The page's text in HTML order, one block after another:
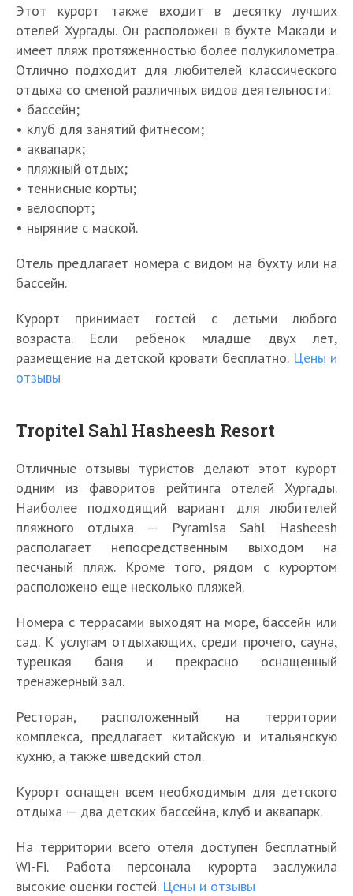
Этот курорт также входит в десятку лучших
отелей Хургады. Он расположен в бухте Макади и
имеет пляж протяженностью более полукилометра.
Отлично подходит для любителей классического
отдыха со сменой различных видов деятельности:
• бассейн;
• клуб для занятий фитнесом;
• аквапарк;
• пляжный отдых;
• теннисные корты;
• велоспорт;
• ныряние с маской.
Отель предлагает номера с видом на бухту или на
бассейн.
Курорт принимает гостей с детьми любого
возраста. Если ребенок младше двух лет,
размещение на детской кровати бесплатно. Цены и
отзывы
Tropitel Sahl Hasheesh Resort
Отличные отзывы туристов делают этот курорт
одним из фаворитов рейтинга отелей Хургады.
Наиболее подходящий вариант для любителей
пляжного отдыха — Pyramisa Sahl Hasheesh
располагает непосредственным выходом на
песчаный пляж. Кроме того, рядом с курортом
расположено еще несколько пляжей.
Номера с террасами выходят на море, бассейн или
сад. К услугам отдыхающих, среди прочего, сауна,
турецкая баня и прекрасно оснащенный
тренажерный зал.
Ресторан, расположенный на территории
комплекса, предлагает китайскую и итальянскую
кухню, а также шведский стол.
Курорт оснащен всем необходимым для детского
отдыха — два детских бассейна, клуб и аквапарк.
На территории всего отеля доступен бесплатный
Wi-Fi. Работа персонала курорта заслужила
высокие оценки гостей. Цены и отзывы